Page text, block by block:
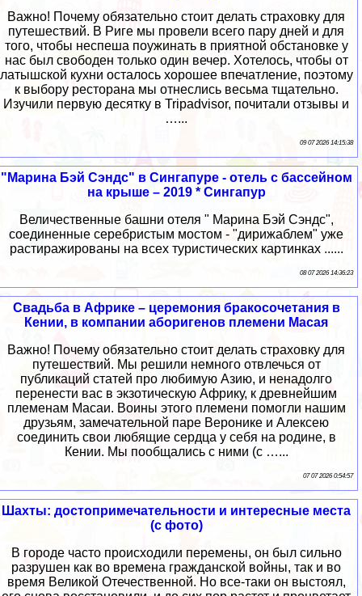
Важно! Почему обязательно стоит делать страховку для
путешествий. В Риге мы провели всего пару дней и для
того, чтобы неспеша поужинать в приятной обстановке у
нас был свободен только один вечер. Хотелось, чтобы от
латышской кухни осталось хорошее впечатление, поэтому
к выбору ресторана мы отнеслись весьма тщательно.
Изучили первую десятку в Tripadvisor, почитали отзывы и
…...
09 07 2026 14:15:38
"Марина Бэй Сэндс" в Сингапуре - отель с бассейном
на крыше – 2019 * Сингапур
Величественные башни отеля " Марина Бэй Сэндс",
соединенные серебристым мостом - "дирижаблем" уже
растиражированы на всех туристических картинках ......
08 07 2026 14:36:23
Свадьба в Африке – церемония бракосочетания в
Кении, в компании аборигенов племени Масая
Важно! Почему обязательно стоит делать страховку для
путешествий. Мы решили немного отвлечься от
публикаций статей про любимую Азию, и ненадолго
перенести вас в экзотическую Африку, к древнейшим
племенам Масаи. Воины этого племени помогли нашим
друзьям, замечательной паре Веронике и Алексею
соединить свои любящие сердца у себя на родине, в
Кении. Мы пообщались с ними (с …...
07 07 2026 0:54:57
Шахты: достопримечательности и интересные места
(с фото)
В городе часто происходили перемены, он был сильно
разрушен как во времена гражданской войны, так и во
время Великой Отечественной. Но все-таки он выстоял,